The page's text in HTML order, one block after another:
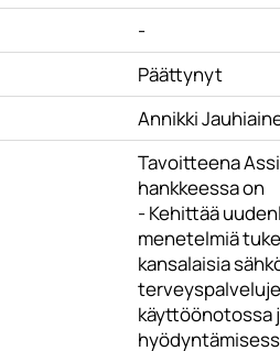
-
Päättynyt
Annikki
Tavoitteena
hankkeessa on
- Kehittää
menetelmiä
kansalaisia
käyttöönotossa